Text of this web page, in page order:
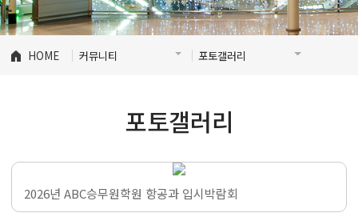
HOME 커뮤니티 포토갤러리
포토갤러리
2026년 ABC승무원학원 항공과 입시박람회